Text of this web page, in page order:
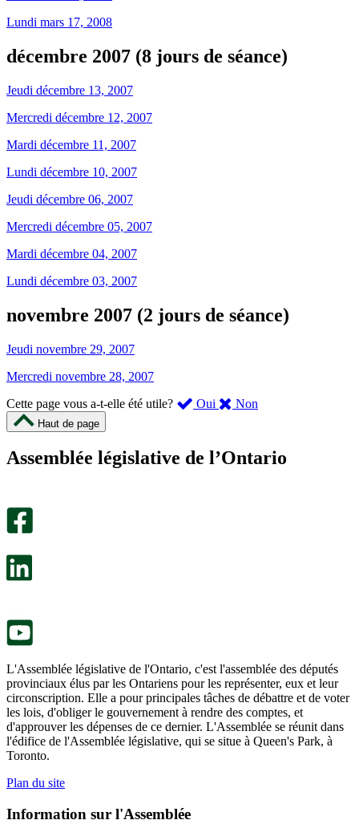
Lundi mars 17, 2008
décembre 2007 (8 jours de séance)
Jeudi décembre 13, 2007
Mercredi décembre 12, 2007
Mardi décembre 11, 2007
Lundi décembre 10, 2007
Jeudi décembre 06, 2007
Mercredi décembre 05, 2007
Mardi décembre 04, 2007
Lundi décembre 03, 2007
novembre 2007 (2 jours de séance)
Jeudi novembre 29, 2007
Mercredi novembre 28, 2007
Cette page vous a-t-elle été utile?
Oui ,
été
Non
m’a
Haut de page
Assemblée législative de l’Ontario
L'Assemblée législative de l'Ontario, c'est l'assemblée des députés
provinciaux élus par les Ontariens pour les représenter, eux et leur
circonscription. Elle a pour principales tâches de débattre et de voter
les lois, d'obliger le gouvernement à rendre des comptes, et
d'approuver les dépenses de ce dernier. L'Assemblée se réunit dans
l'édifice de l'Assemblée législative, qui se situe à Queen's Park, à
Toronto.
Plan du site
Information sur l'Assemblée